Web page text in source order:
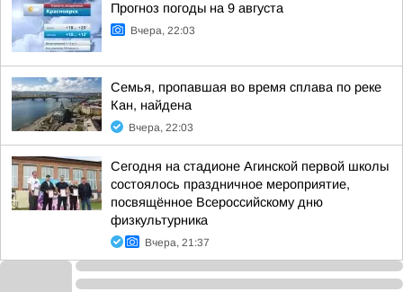
Прогноз погоды на 9 августа
Вчера, 22:03
Семья, пропавшая во время сплава по реке
Кан, найдена
Вчера, 22:03
Сегодня на стадионе Агинской первой школы
состоялось праздничное мероприятие,
посвящённое Всероссийскому дню
физкультурника
Вчера, 21:37